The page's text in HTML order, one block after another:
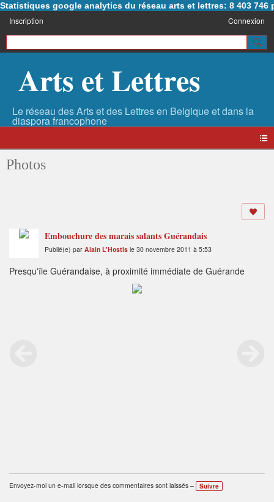
Statistiques google analytics du réseau arts et lettres: 8 403 746
Inscription Connexion
Arts et Lettres
Photos
Embouchure des marais salants Guérandais
Publié(e) par Alain L'Hostis le 30 novembre 2011 à 5:53
Presqu'île Guérandaise, à proximité immédiate de Guérande
Envoyez-moi un e-mail lorsque des commentaires sont laissés – Suivre